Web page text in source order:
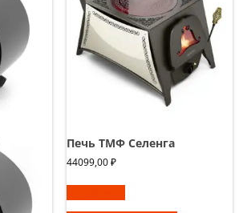
Печь ТМФ Селенга
44099,00₽